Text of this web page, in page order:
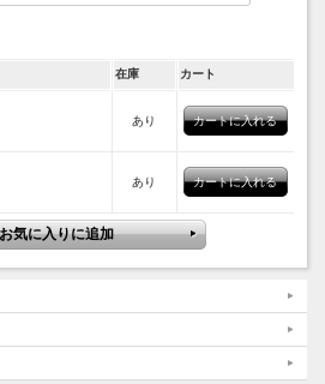
在庫 カート
あり
あり